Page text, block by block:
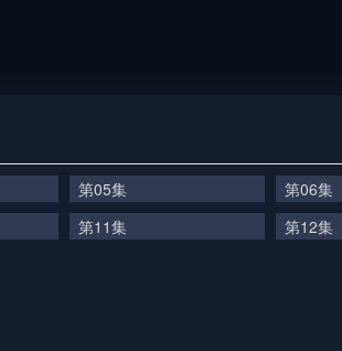
第05集
第06集
第11集 第12集